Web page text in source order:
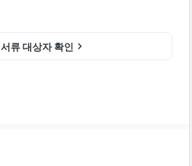
서류 대상자 확인